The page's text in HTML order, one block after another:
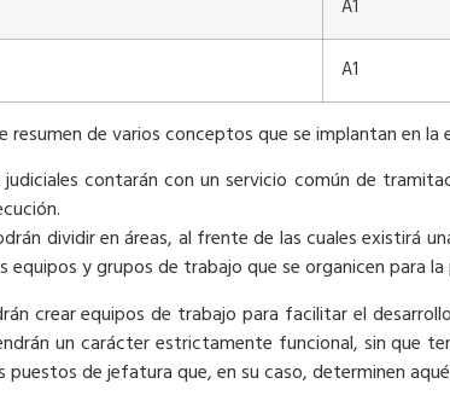
A1
A1
resumen de varios conceptos que se implantan en
contarán con un servicio común de
dividir en áreas, al frente de las cuales existirá
y grupos de trabajo que se organicen para
crear equipos de trabajo para facilitar el
un carácter estrictamente funcional, sin que
de jefatura que, en su caso, determinen